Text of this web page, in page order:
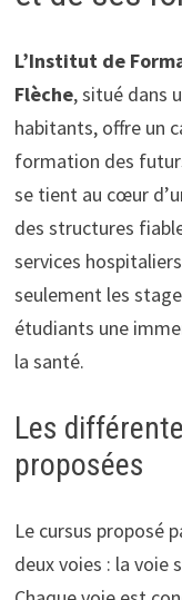
L’Institut de
Flèche, situé dans
habitants, offre un
formation des
se tient au cœur
des structures
services
seulement les
étudiants une
la santé.
Les
proposées
Le cursus proposé
deux voies : la voie